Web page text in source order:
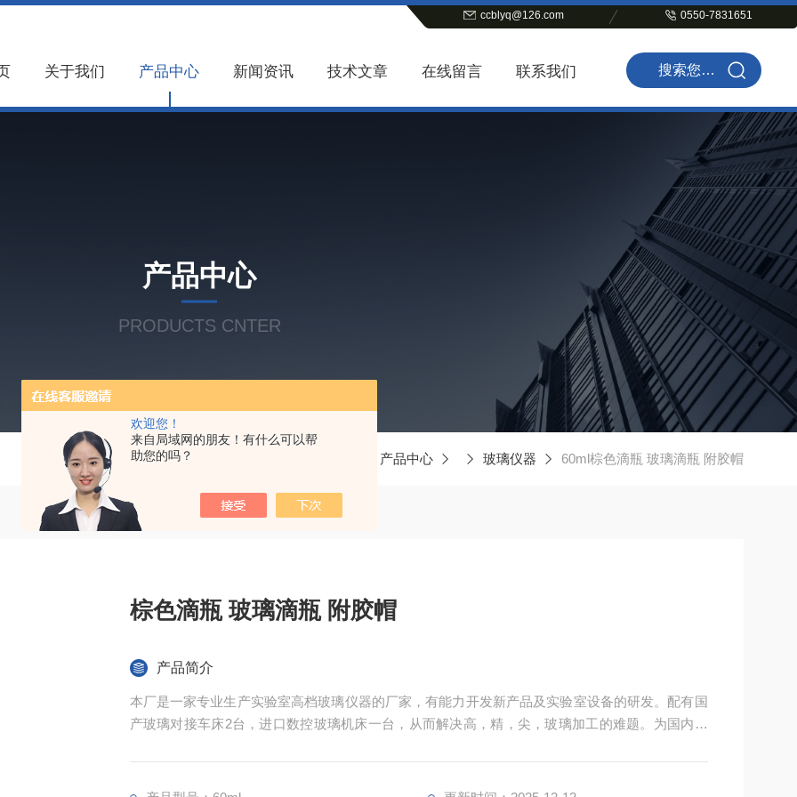
欢迎您！
来自局域网的朋友！有什么可以帮
助您的吗？
ccblyq@126.com 0550-7831651
关于我们 产品中心 新闻资讯 技术文章 在线留言 联系我们
产品中心
PRODUCTS CNTER
产品中心 玻璃仪器 60ml棕色滴瓶 玻璃滴瓶 附胶帽
棕色滴瓶 玻璃滴瓶 附胶帽
产品简介
本厂是一家专业生产实验室高档玻璃仪器的厂家，有能力开发新产品及实验室设备的研发。配有国
产玻璃对接车床2台，进口数控玻璃机床一台，从而解决高，精，尖，玻璃加工的难题。为国内数